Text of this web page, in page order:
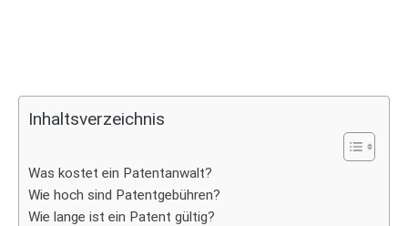
Inhaltsverzeichnis
Was kostet ein Patentanwalt?
Wie hoch sind Patentgebühren?
Wie lange ist ein Patent gültig?